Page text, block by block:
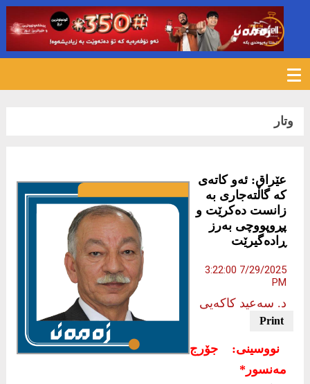
وتار
عێراق: ئەو کاتەی
کە گاڵتەجاری بە
زانست دەکرێت و
پڕوپووچی بەرز
ڕادەگیرێت
7/29/2025 3:22:00
PM
د. سەعید کاکەیی
نووسینی: جۆرج
مەنسور*